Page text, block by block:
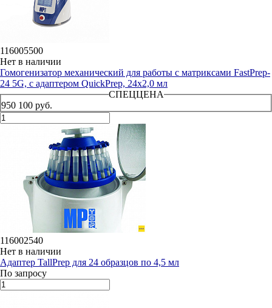
116005500
Нет в наличии
Гомогенизатор механический для работы с матриксами FastPrep-
24 5G, с адаптером QuickPrep, 24x2,0 мл
СПЕЦЦЕНА
950 100 руб.
116002540
Нет в наличии
Адаптер TallPrep для 24 образцов по 4,5 мл
По запросу